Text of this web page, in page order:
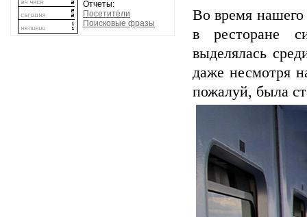
Отчеты:
Посетители
Поисковые фразы
Во время нашего
в ресторане
выделялась
даже несмотря
пожалуй, была